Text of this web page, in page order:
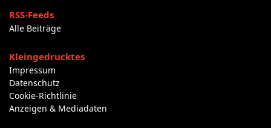
RSS-Feeds
Alle Beiträge
Kleingedrucktes
Impressum
Datenschutz
Cookie-Richtlinie
Anzeigen & Mediadaten